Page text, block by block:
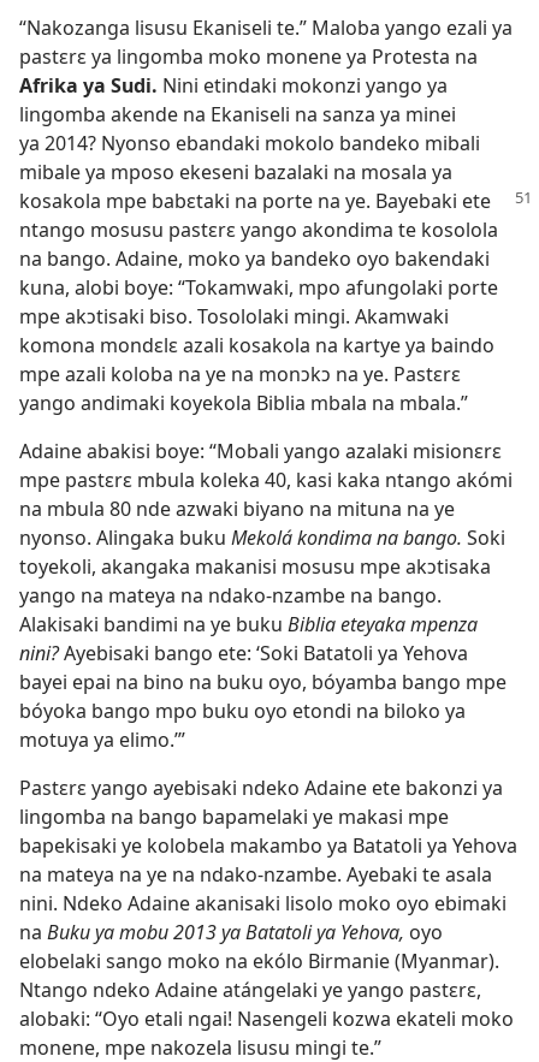
“Nakozanga lisusu Ekaniseli te.” Maloba yango ezali ya
pastɛrɛ ya lingomba moko monene ya Protesta na
Afrika ya Sudi. Nini etindaki mokonzi yango ya
lingomba akende na Ekaniseli na sanza ya minei
ya 2014? Nyonso ebandaki mokolo bandeko mibali
mibale ya mposo ekeseni bazalaki na mosala ya
kosakola mpe babɛtaki na porte na ye. Bayebaki ete
ntango mosusu pastɛrɛ yango akondima te kosolola
na bango. Adaine, moko ya bandeko oyo bakendaki
kuna, alobi boye: “Tokamwaki, mpo afungolaki porte
mpe akɔtisaki biso. Tosololaki mingi. Akamwaki
komona mondɛlɛ azali kosakola na kartye ya baindo
mpe azali koloba na ye na monɔkɔ na ye. Pastɛrɛ
yango andimaki koyekola Biblia mbala na mbala.”
Adaine abakisi boye: “Mobali yango azalaki misionɛrɛ
mpe pastɛrɛ mbula koleka 40, kasi kaka ntango akómi
na mbula 80 nde azwaki biyano na mituna na ye
nyonso. Alingaka buku Mekolá kondima na bango. Soki
toyekoli, akangaka makanisi mosusu mpe akɔtisaka
yango na mateya na ndako-nzambe na bango.
Alakisaki bandimi na ye buku Biblia eteyaka mpenza
nini?Ayebisaki bango ete: ‘Soki Batatoli ya Yehova
bayei epai na bino na buku oyo, bóyamba bango mpe
bóyoka bango mpo buku oyo etondi na biloko ya
motuya ya elimo.’”
Pastɛrɛ yango ayebisaki ndeko Adaine ete bakonzi ya
lingomba na bango bapamelaki ye makasi mpe
bapekisaki ye kolobela makambo ya Batatoli ya Yehova
na mateya na ye na ndako-nzambe. Ayebaki te asala
nini. Ndeko Adaine akanisaki lisolo moko oyo ebimaki
na Buku ya mobu 2013 ya Batatoli ya Yehova, oyo
elobelaki sango moko na ekólo Birmanie (Myanmar).
Ntango ndeko Adaine atángelaki ye yango pastɛrɛ,
alobaki: “Oyo etali ngai! Nasengeli kozwa ekateli moko
monene, mpe nakozela lisusu mingi te.”